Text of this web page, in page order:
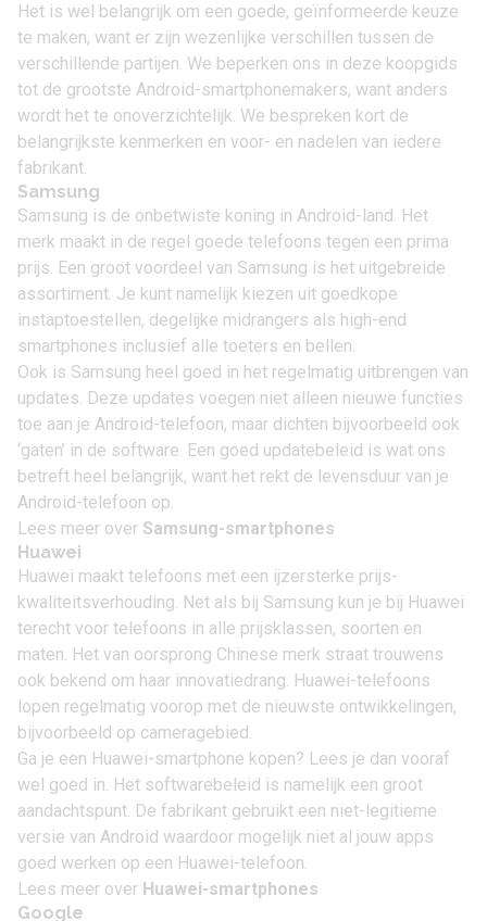
Het is wel belangrijk om een goede, geïnformeerde keuze
te maken, want er zijn wezenlijke verschillen tussen de
verschillende partijen. We beperken ons in deze koopgids
tot de grootste Android-smartphonemakers, want anders
wordt het te onoverzichtelijk. We bespreken kort de
belangrijkste kenmerken en voor- en nadelen van iedere
fabrikant.
Samsung
Samsung is de onbetwiste koning in Android-land. Het
merk maakt in de regel goede telefoons tegen een prima
prijs. Een groot voordeel van Samsung is het uitgebreide
assortiment. Je kunt namelijk kiezen uit goedkope
instaptoestellen, degelijke midrangers als high-end
smartphones inclusief alle toeters en bellen.
Ook is Samsung heel goed in het regelmatig uitbrengen van
updates. Deze updates voegen niet alleen nieuwe functies
toe aan je Android-telefoon, maar dichten bijvoorbeeld ook
‘gaten’ in de software. Een goed updatebeleid is wat ons
betreft heel belangrijk, want het rekt de levensduur van je
Android-telefoon op.
Lees meer over Samsung-smartphones
Huawei
Huawei maakt telefoons met een ijzersterke prijs-
kwaliteitsverhouding. Net als bij Samsung kun je bij Huawei
terecht voor telefoons in alle prijsklassen, soorten en
maten. Het van oorsprong Chinese merk straat trouwens
ook bekend om haar innovatiedrang. Huawei-telefoons
lopen regelmatig voorop met de nieuwste ontwikkelingen,
bijvoorbeeld op cameragebied.
Ga je een Huawei-smartphone kopen? Lees je dan vooraf
wel goed in. Het softwarebeleid is namelijk een groot
aandachtspunt. De fabrikant gebruikt een niet-legitieme
versie van Android waardoor mogelijk niet al jouw apps
goed werken op een Huawei-telefoon.
Lees meer over Huawei-smartphones
Google